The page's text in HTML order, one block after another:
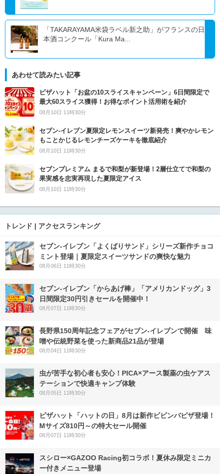
「TAKARAYAMA米袋ラベル新之助」がフランスの日
本酒コンクール「Kura Ma...
あわせて読みたい記事
ピザハット「お盆の10スライスキャンペーン」6日間限定で
最大60スライス獲得！お得なポイント活用術を紹介
08月10日 11時30分
セブン‐イレブン夏限定レモンスイーツ新発売！爽やかレモン
もことかじるレモンチーズケーキを徹底紹介
08月10日 11時30分
セブンプレミアム まるで和梨が新登場！2層仕立てで和梨の
果実感を忠実再現した夏限定アイス
08月10日 11時30分
トレンド | アクセスランキング
セブン‐イレブン「よくばりサンド」シリーズ新作チョコ
ミント登場｜夏限定スイーツサンドの爽快な魅力
08月06日 11時30分
セブン‐イレブン「からあげ棒」「アメリカンドッグ」3
日間限定30円引きセールを開催中！
08月07日 11時30分
長野県150周年記念フェアがセブン-イレブンで開催 味
噌や伝統野菜を使った新商品21品が登場
08月04日 11時30分
虫が苦手な初心者も安心！PICA×アース製薬の虫ケアス
テーションで快適キャンプ体験
08月05日 11時30分
ピザハット「ハットの日」8月は新作ビビンバピザ登場！
Mサイズ810円～の特大セール開催
08月07日 11時30分
スシロー×GAZOO Racing初コラボ！夏休み限定ミニカ
ー付きメニュー登場